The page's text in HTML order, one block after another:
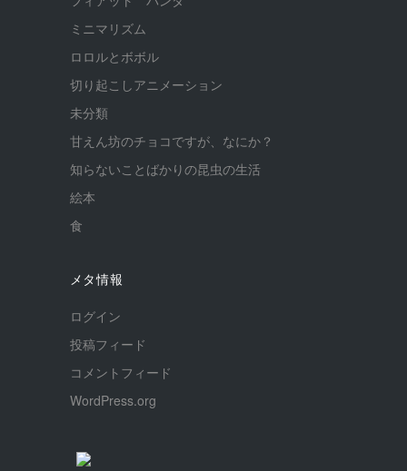
ミニマリズム
ロロルとボボル
切り起こしアニメーション
未分類
甘えん坊のチョコですが、なにか？
知らないことばかりの昆虫の生活
絵本
食
メタ情報
ログイン
投稿フィード
コメントフィード
WordPress.org